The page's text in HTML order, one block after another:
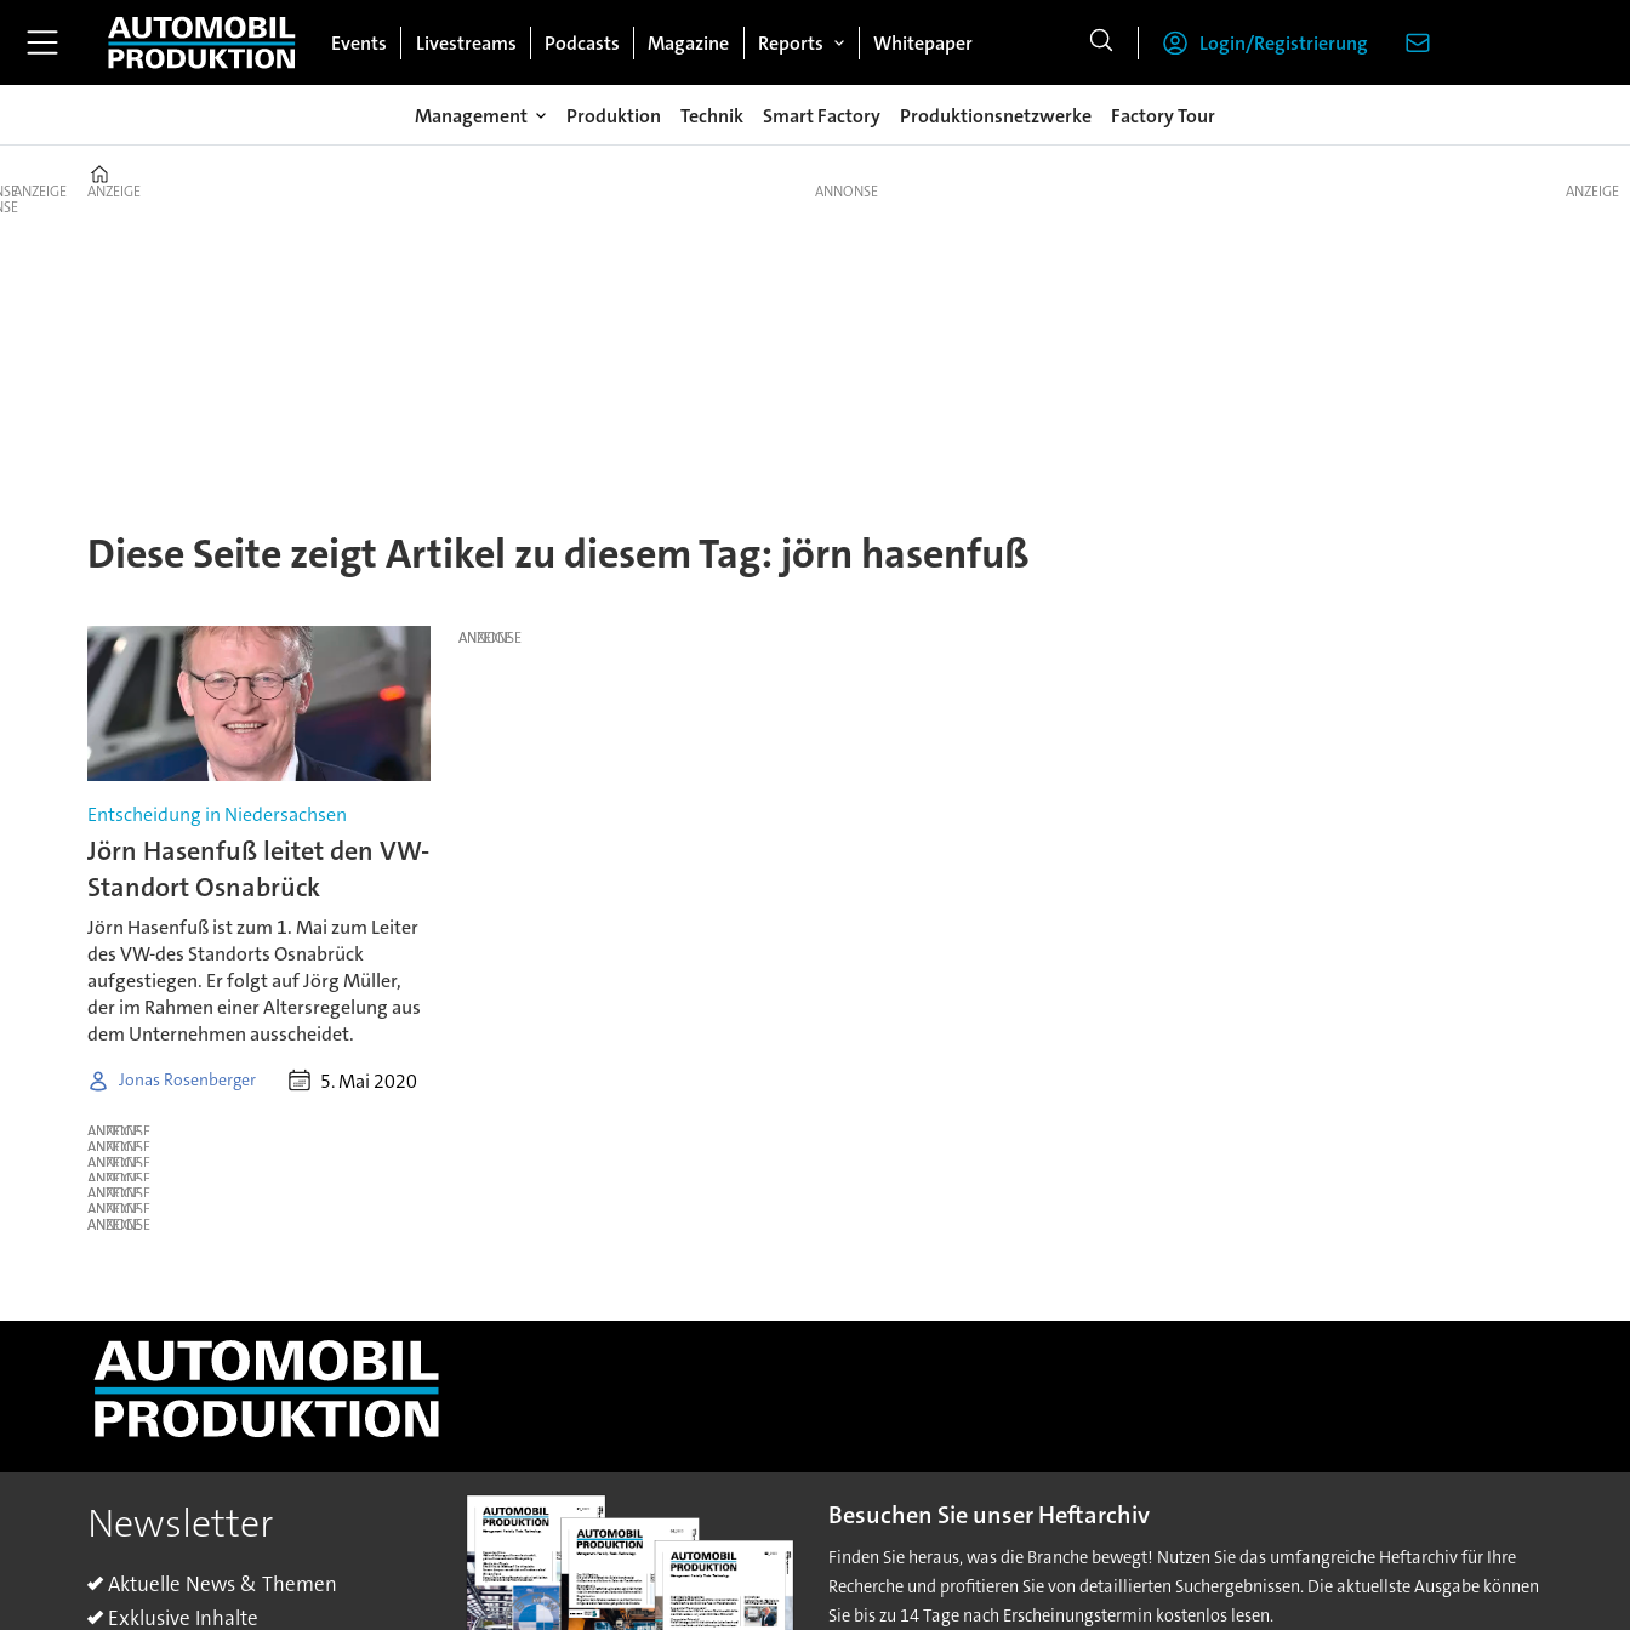
Events Livestreams Podcasts Magazine Reports Whitepaper Login/Registrierung
Management Produktion Technik Smart Factory Produktionsnetzwerke Factory Tour
ANZEIGE ANZEIGE
Diese Seite zeigt Artikel zu diesem Tag: jörn hasenfuß
Entscheidung in Niedersachsen
Jörn Hasenfuß leitet den VW-
Standort Osnabrück
Jörn Hasenfuß ist zum 1. Mai zum Leiter
des VW-des Standorts Osnabrück
aufgestiegen. Er folgt auf Jörg Müller,
der im Rahmen einer Altersregelung aus
dem Unternehmen ausscheidet.
Jonas Rosenberger 5. Mai 2020
ANZEIGE
ANZEIGE
ANZEIGE
ANZEIGE
ANZEIGE
ANZEIGE
ANZEIGE
ANZEIGE
ANZEIGE
Newsletter
Aktuelle News & Themen
Exklusive Inhalte
Besuchen Sie unser Heftarchiv
Finden Sie heraus, was die Branche bewegt! Nutzen Sie das umfangreiche Heftarchiv für Ihre
Recherche und profitieren Sie von detaillierten Suchergebnissen. Die aktuellste Ausgabe können
Sie bis zu 14 Tage nach Erscheinungstermin kostenlos lesen.